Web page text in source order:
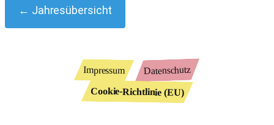
← Jahresübersicht
Impressum Datenschutz
Cookie-Richtlinie (EU)